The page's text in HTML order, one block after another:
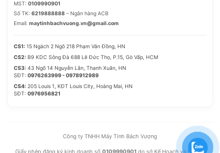
MST: 0109990901
Số TK: 6219888888 – Ngân hàng ACB
Email: maytinhbachvuong.vn@gmail.com
CS1: 15 Ngách 2 Ngõ 218 Phạm Văn Đồng, HN
CS2: B9 KDC Sông Đà 688 Lê Đức Thọ, P.15, Gò Vấp, HCM
CS3: 43 Ngõ 14 Nguyễn Lân, Thanh Xuân, HN
SĐT: 0976263999 - 0978912989
CS4: 205 Louis 1, KĐT Louis City, Hoàng Mai, HN
SĐT: 0976956821
Công ty TNHH Máy Tính Bách Vượng